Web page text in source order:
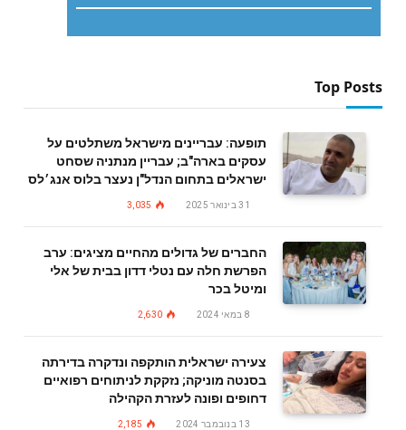
Top Posts
תופעה: עבריינים מישראל משתלטים על
עסקים בארה"ב; עבריין מנתניה שסחט
ישראלים בתחום הנדל"ן נעצר בלוס אנג׳לס
31 בינואר 2025 3,035
החברים של גדולים מהחיים מציגים: ערב
הפרשת חלה עם נטלי דדון בבית של אלי
ומיטל בכר
8 במאי 2024 2,630
צעירה ישראלית הותקפה ונדקרה בדירתה
בסנטה מוניקה; נזקקת לניתוחים רפואיים
דחופים ופונה לעזרת הקהילה
13 בנובמבר 2024 2,185